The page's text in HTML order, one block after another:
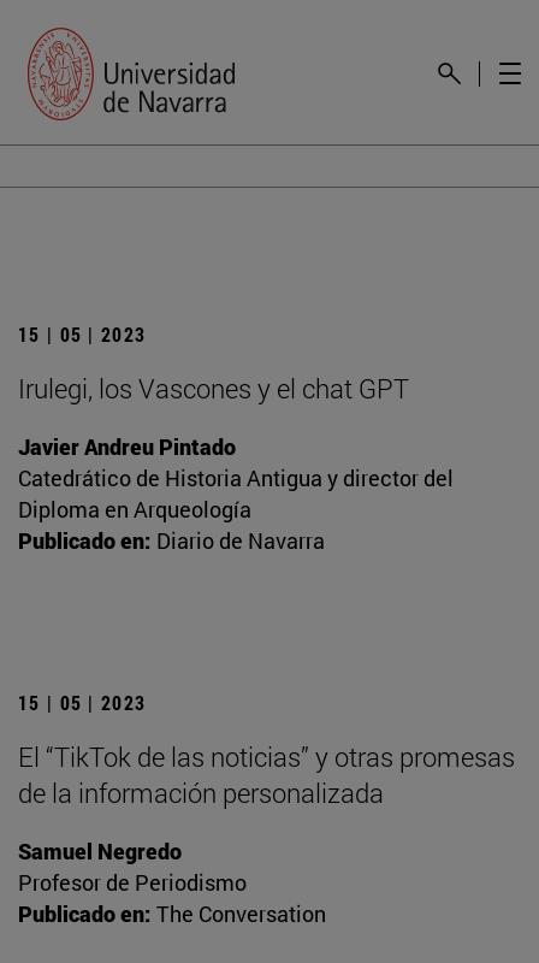
15 | 05 | 2023
Irulegi, los Vascones y el chat GPT
Javier Andreu Pintado
Catedrático de Historia Antigua y director del
Diploma en Arqueología
Publicado en: Diario de Navarra
15 | 05 | 2023
El “TikTok de las noticias” y otras promesas
de la información personalizada
Samuel Negredo
Profesor de Periodismo
Publicado en: The Conversation